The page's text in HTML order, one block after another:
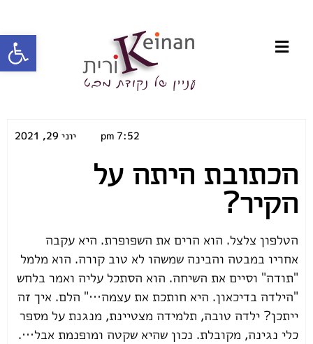
פתח
7:52 pm יוני 29, 2021
הכתובת היתה על
הקיר?
הטלפון צלצל. הוא הרים את השפופרת. היא עקבה
אחריו במבטה והבינה שמשהו לא טוב קורה. הוא מלמל
"תודה" וסיים את השיחה. הוא הסתכל עליה ואמר בלחש
"הילדה בדיכאון. היא חותכת את עצמה…" הלם. איך זה
ייתכן? ילדה טובה, תלמידה מצטיינת, מנגנת על מספר
כלי נגינה, מקובלת. נכון שהיא שקטה ומופנמת אבל….